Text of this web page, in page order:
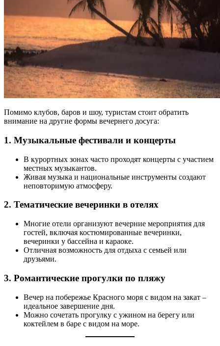
Помимо клубов, баров и шоу, туристам стоит обратить
внимание на другие формы вечернего досуга:
1. Музыкальные фестивали и концерты
В курортных зонах часто проходят концерты с участием
местных музыкантов.
Живая музыка и национальные инструменты создают
неповторимую атмосферу.
2. Тематические вечеринки в отелях
Многие отели организуют вечерние мероприятия для
гостей, включая костюмированные вечеринки,
вечеринки у бассейна и караоке.
Отличная возможность для отдыха с семьей или
друзьями.
3. Романтические прогулки по пляжу
Вечер на побережье Красного моря с видом на закат –
идеальное завершение дня.
Можно сочетать прогулку с ужином на берегу или
коктейлем в баре с видом на море.